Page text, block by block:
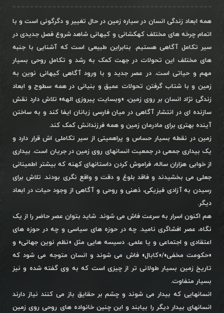
همه ابعاد زندگی انسان در سیاره زمین در حال تغییر و دگرگونی است و با
اتمام چرخه های مختلف کهکشانی و کیهانی شاهد شروع فصل جدیدی در
سیر تکامل آگاهی هستیم. بنابراین طبیعی است که آشنایی با جنبه
های مختلف این تحولات در جهت کمک به رشد و تکامل روحی بسیار
مهم و حیاتی است. در عصر جدید و با ورود آگاهی کیهانی نوین به
زمین و با شتاب گرفتن تحولات عمیق و بنیانی در همه سطوح و ابعاد
زندگی نژاد انسان بر روی زمین، «وبسایت پیروزی الهه» تلاش دارد نقش
سازنده ای در انتشار آگاهی در میان فارسی زبانان ایفا کند و به ساختن
آینده بهتری برای مادرمان زمین و همه فرزندانش کمک کند.
زمین در نقطه بسیار حساس و پراهمیتی از سیر تکاملی اش قرار دارد و
یک بیداری جمعی در جمعیت انسانهای روی زمین در جریان است. بیداری
از خوابی هزاران ساله، فراموش کردن داستانهای کهنه که بیشتر اطمینانی
جعلی می بخشیدند و فاقد بلوغ و دقت و واقع نگری بودند. تلاش برای
رسیدن به آزادی فیزیکی، ذهنی و روحی و آگاهی از وجود حیات در ابعاد
دیگر.
هم اکنون اسرار به سرعت فاش می شوند. شاید بتوان عصر حاضر را از یک
نگاه، عصر افشاگری نامید. چه در حوزه های سیاسی و چه در حوزه های
اعتقادی و اجتماعی و یا علمی. دسیسه هایی مثل «نظم نوین جهانی» و
«حکومت مخفی»/«کابال» فاش می شوند و انسان متوجه می شود که
تاریخ زمین بسیار طولانی تر از چیزی است که به وی گفته شده و نیز
بسیار متفاوت.
انسانهایی که بیدار می شوند و چشم بر حقایق باز می کنند نیاز دارند
انسانهای بیدار دیگر را بیابند و این چنین خانواده های روحی روی زمین